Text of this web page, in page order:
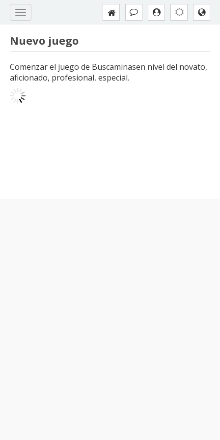
Nuevo juego
Comenzar el juego de Buscaminasen nivel del novato,
aficionado, profesional, especial.